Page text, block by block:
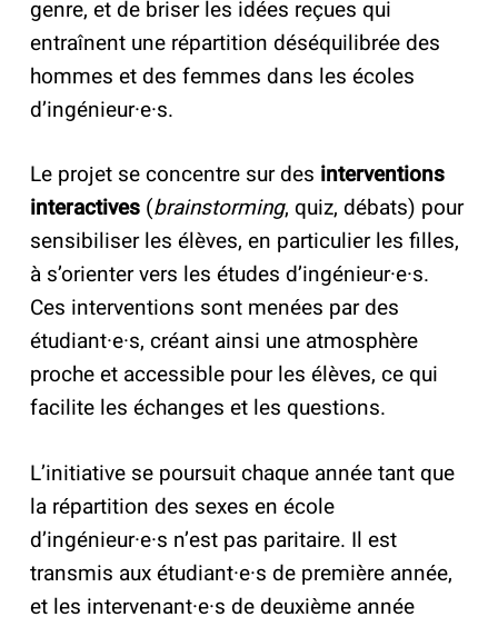
genre, et de briser les idées reçues qui
entraînent une répartition déséquilibrée des
hommes et des femmes dans les écoles
d’ingénieur·e·s.
Le projet se concentre sur des interventions
interactives (brainstorming, quiz, débats) pour
sensibiliser les élèves, en particulier les filles,
à s’orienter vers les études d’ingénieur·e·s.
Ces interventions sont menées par des
étudiant·e·s, créant ainsi une atmosphère
proche et accessible pour les élèves, ce qui
facilite les échanges et les questions.
L’initiative se poursuit chaque année tant que
la répartition des sexes en école
d’ingénieur·e·s n’est pas paritaire. Il est
transmis aux étudiant·e·s de première année,
et les intervenant·e·s de deuxième année